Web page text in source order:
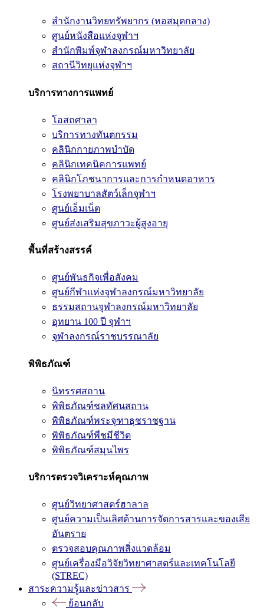
สำนักงานวิทยทรัพยากร (หอสมุดกลาง)
ศูนย์หนังสือแห่งจุฬาฯ
สำนักพิมพ์จุฬาลงกรณ์มหาวิทยาลัย
สถานีวิทยุแห่งจุฬาฯ
บริการทางการแพทย์
โอสถศาลา
บริการทางทันตกรรม
คลินิกกายภาพบำบัด
คลินิกเทคนิคการแพทย์
คลินิกโภชนาการและการกำหนดอาหาร
โรงพยาบาลสัตว์เล็กจุฬาฯ
ศูนย์เอ็มเน็ต
ศูนย์ส่งเสริมสุขภาวะผู้สูงอายุ
พื้นที่สร้างสรรค์
ศูนย์พันธกิจเพื่อสังคม
ศูนย์กีฬาแห่งจุฬาลงกรณ์มหาวิทยาลัย
ธรรมสถานจุฬาลงกรณ์มหาวิทยาลัย
อุทยาน 100 ปี จุฬาฯ
จุฬาลงกรณ์ราชบรรณาลัย
พิพิธภัณฑ์
นิทรรศสถาน
พิพิธภัณฑ์ชลทัศนสถาน
พิพิธภัณฑ์พระจุฑาธุชราชฐาน
พิพิธภัณฑ์พืชมีชีวิต
พิพิธภัณฑ์สมุนไพร
บริการตรวจวิเคราะห์คุณภาพ
ศูนย์วิทยาศาสตร์ฮาลาล
ศูนย์ความเป็นเลิศด้านการจัดการสารและของเสีย
อันตราย
ตรวจสอบคุณภาพสิ่งแวดล้อม
ศูนย์เครื่องมือวิจัยวิทยาศาสตร์และเทคโนโลยี
(STREC)
สาระความรู้และข่าวสาร
ย้อนกลับ